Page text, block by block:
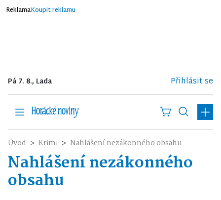
ReklamaKoupit reklamu
Pá 7. 8., Lada Přihlásit se
Úvod Krimi Nahlášení nezákonného obsahu
Nahlášení nezákonného
obsahu